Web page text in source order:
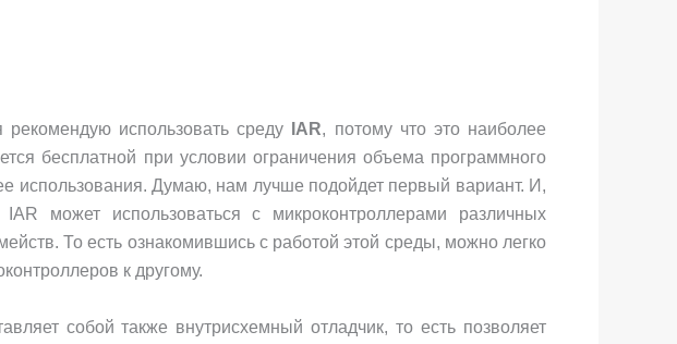
использовать среду IAR, потому что это наиболее
бесплатной при условии ограничения объема программного
использования. Думаю, нам лучше подойдет первый вариант. И,
может использоваться с микроконтроллерами различных
То есть ознакомившись с работой этой среды, можно легко
к другому.
собой также внутрисхемный отладчик, то есть позволяет